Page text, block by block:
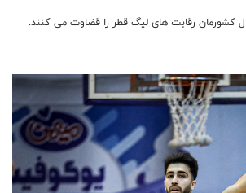
کشورمان رقابت های لیگ قطر را قضاوت می کنند.